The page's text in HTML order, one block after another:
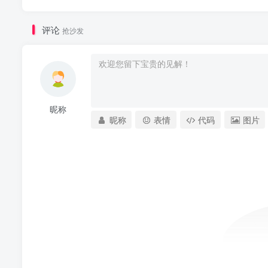
评论 抢沙发
昵称
昵称
表情 代码 图片